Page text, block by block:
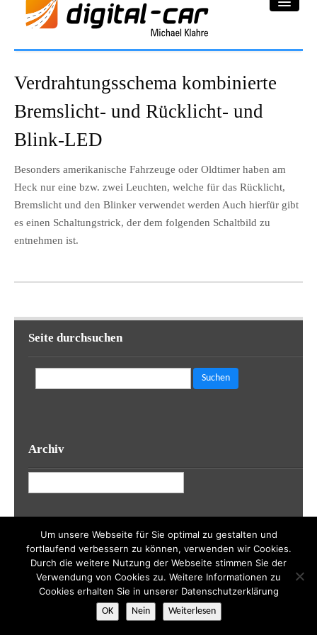
Galerie
Downloadbereich
Datenschutzerklärung
Verdrahtungsschema kombinierte
Bremslicht- und Rücklicht- und
Blink-LED
Besonders amerikanische Fahrzeuge oder Oldtimer haben am
Heck nur eine bzw. zwei Leuchten, welche für das Rücklicht,
Bremslicht und den Blinker verwendet werden Auch hierfür gibt
es einen Schaltungstrick, der dem folgenden Schaltbild zu
entnehmen ist.
Seite durchsuchen
nach:
Archiv
Realisierung durchsven-skrabal.de| Theme byWP Eden | Powered
byWordPress
Um unsere Webseite für Sie optimal zu gestalten und
fortlaufend verbessern zu können, verwenden wir Cookies.
Durch die weitere Nutzung der Webseite stimmen Sie der
Verwendung von Cookies zu. Weitere Informationen zu
Cookies erhalten Sie in unserer Datenschutzerklärung
OK Nein Weiterlesen